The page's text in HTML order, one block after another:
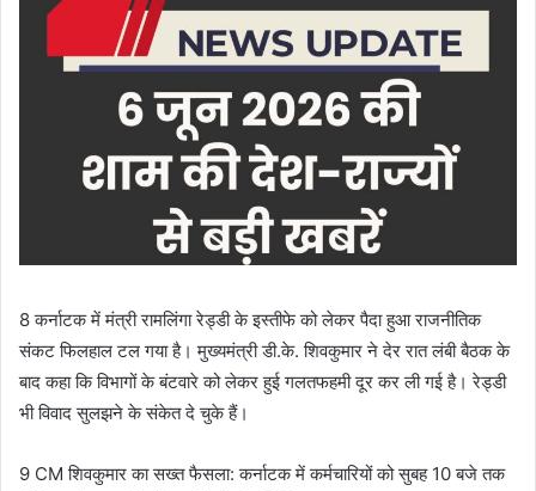
8 कर्नाटक में मंत्री रामलिंगा रेड्डी के इस्तीफे को लेकर पैदा हुआ राजनीतिक
संकट फिलहाल टल गया है। मुख्यमंत्री डी.के. शिवकुमार ने देर रात लंबी बैठक के
बाद कहा कि विभागों के बंटवारे को लेकर हुई गलतफहमी दूर कर ली गई है। रेड्डी
भी विवाद सुलझने के संकेत दे चुके हैं।
9 CM शिवकुमार का सख्त फैसला: कर्नाटक में कर्मचारियों को सुबह 10 बजे तक